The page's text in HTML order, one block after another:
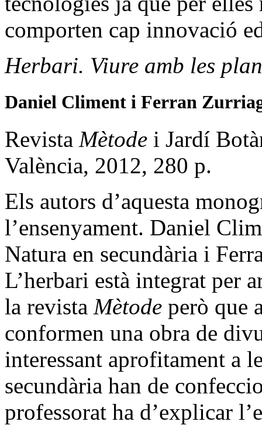
comporten cap innovació
Herbari. Viure amb les
Daniel Climent i Ferran
Revista Mètode i Jardí
València, 2012, 280 p.
Els autors d’aquesta
l’ensenyament. Daniel
Natura en secundària i
L’herbari està integrat per
la revista Mètode però que
conformen una obra de
interessant aprofitament a
secundària han de
professorat ha d’explicar